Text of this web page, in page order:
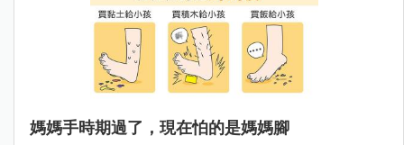
媽媽手時期過了，現在怕的是媽媽腳